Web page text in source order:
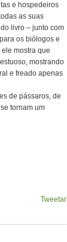
e hospedeiros
as suas
livro – junto com
os biólogos e
mostra que
mostrando
e freado apenas
de pássaros, de
tornam um
Tweetar